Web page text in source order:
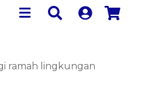
ramah lingkungan